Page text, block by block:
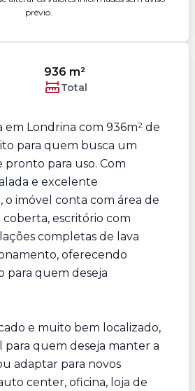
prévio.
936 m²
Total
em Londrina com 936m² de
para quem busca um
pronto para uso. Com
e excelente
imóvel conta com área de
escritório com
completas de lava
oferecendo
para quem deseja
e muito bem localizado,
para quem deseja manter a
adaptar para novos
center, oficina, loja de